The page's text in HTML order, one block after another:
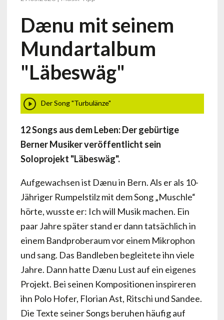
Dænu mit seinem
Mundartalbum
"Läbeswäg"
Der Song "Turbulänze"
12 Songs aus dem Leben: Der gebürtige
Berner Musiker veröffentlicht sein
Soloprojekt "Läbeswäg".
Aufgewachsen ist Dænu in Bern. Als er als 10-
Jähriger Rumpelstilz mit dem Song „Muschle“
hörte, wusste er: Ich will Musik machen. Ein
paar Jahre später stand er dann tatsächlich in
einem Bandproberaum vor einem Mikrophon
und sang. Das Bandleben begleitete ihn viele
Jahre. Dann hatte Dænu Lust auf ein eigenes
Projekt. Bei seinen Kompositionen inspireren
ihn Polo Hofer, Florian Ast, Ritschi und Sandee.
Die Texte seiner Songs beruhen häufig auf